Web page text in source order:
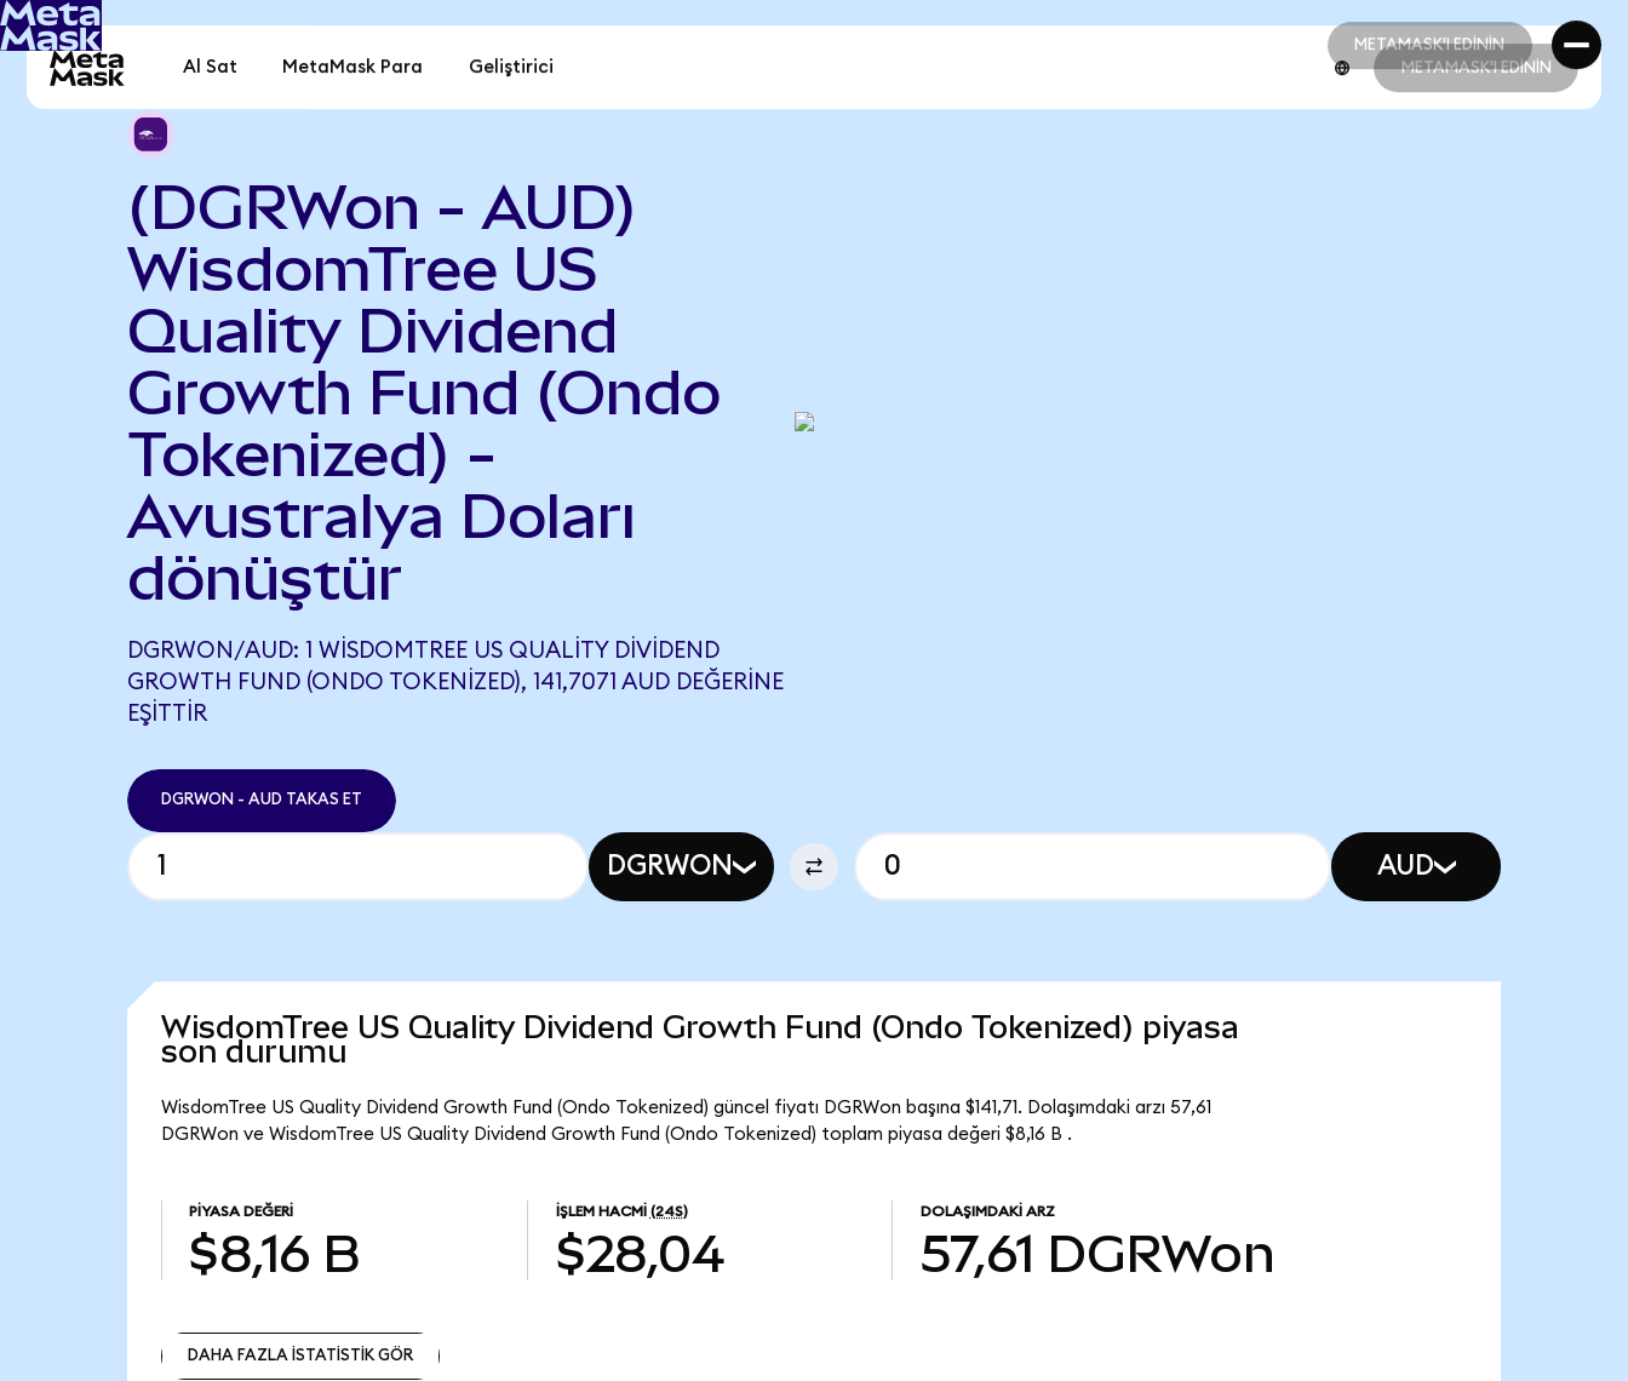
METAMASK'I EDİNİN
METAMASK'I EDİNİN
Al Sat MetaMask Para Geliştirici METAMASK'I EDİNİN
(DGRWon - AUD)
WisdomTree US
Quality Dividend
Growth Fund (Ondo
Tokenized) -
Avustralya Doları
dönüştür
DGRWON/AUD: 1 WISDOMTREE US QUALITY DIVIDEND
GROWTH FUND (ONDO TOKENIZED), 141,7071 AUD DEĞERINE
EŞITTIR
DGRWON - AUD TAKAS ET
DGRWON AUD
WisdomTree US Quality Dividend Growth Fund (Ondo Tokenized) piyasa
son durumu
WisdomTree US Quality Dividend Growth Fund (Ondo Tokenized) güncel fiyatı DGRWon başına $141,71. Dolaşımdaki arzı 57,61
DGRWon ve WisdomTree US Quality Dividend Growth Fund (Ondo Tokenized) toplam piyasa değeri $8,16 B .
PIYASA DEĞERI
$8,16 B
İŞLEM HACMI (24S)
$28,04
DOLAŞIMDAKI ARZ
57,61 DGRWon
DAHA FAZLA İSTATİSTİK GÖR